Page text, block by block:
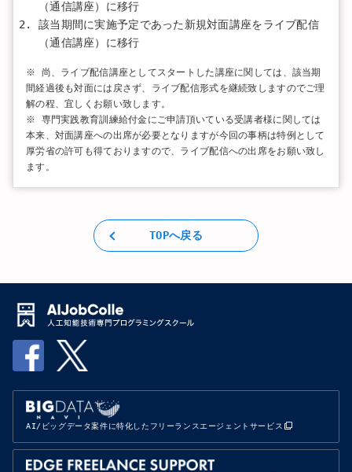
（通信講座）に移行
該当期間に実施予定であった新規対面講座をライブ配信
（通信講座）に移行
※ 尚、ライブ配信講座としてスタートした講座に関しては、該当期
間経過後も対面には戻さず、ライブ配信形式を継続致しますのでご理
解の程、宜しくお願い致します。
※ 専門実践教育訓練給付金にご申請頂いている受講者様に関しては
本来、対面講座への出席が必要となりますが今回の事柄は特例として
厚労省の許可も得ておりますので、ライブ配信への出席をお願い致し
ます。
TOPへ戻る
AI/ビッグデータ案件に特化したフリーランスエージェントサービス